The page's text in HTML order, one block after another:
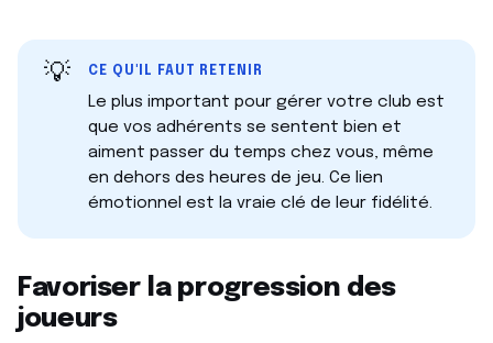
💡 CE QU'IL FAUT RETENIR
Le plus important pour gérer votre club est
que vos adhérents se sentent bien et
aiment passer du temps chez vous, même
en dehors des heures de jeu. Ce lien
émotionnel est la vraie clé de leur fidélité.
Favoriser la progression des
joueurs